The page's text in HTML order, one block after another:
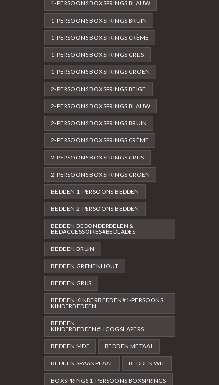
1-PERSOONS BOXSPRINGS BLAUW
1-PERSOONS BOXSPRINGS BRUIN
1-PERSOONS BOXSPRINGS CRÈME
1-PERSOONS BOXSPRINGS GRIJS
1-PERSOONS BOXSPRINGS GROEN
2-PERSOONS BOXSPRINGS BEIGE
2-PERSOONS BOXSPRINGS BLAUW
2-PERSOONS BOXSPRINGS BRUIN
2-PERSOONS BOXSPRINGS CRÈME
2-PERSOONS BOXSPRINGS GRIJS
2-PERSOONS BOXSPRINGS GROEN
BEDDEN 1-PERSOONS BEDDEN
BEDDEN 2-PERSOONS BEDDEN
BEDDEN BEDONDERDELEN &
BEDACCESSOIRES#BEDLADES
BEDDEN BRUIN
BEDDEN GRENENHOUT
BEDDEN GRIJS
BEDDEN KINDERBEDDEN#1-PERSOONS
KINDERBEDDEN
BEDDEN
KINDERBEDDEN#HOOGSLAPERS
BEDDEN MDF BEDDEN METAAL
BEDDEN SPAANPLAAT BEDDEN WIT
BOXSPRINGS 1-PERSOONS BOXSPRINGS